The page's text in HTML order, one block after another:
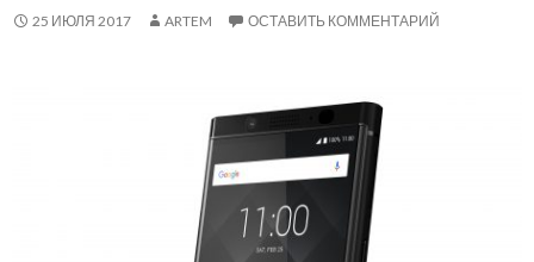
25 ИЮЛЯ 2017 ARTEM ОСТАВИТЬ КОММЕНТАРИЙ